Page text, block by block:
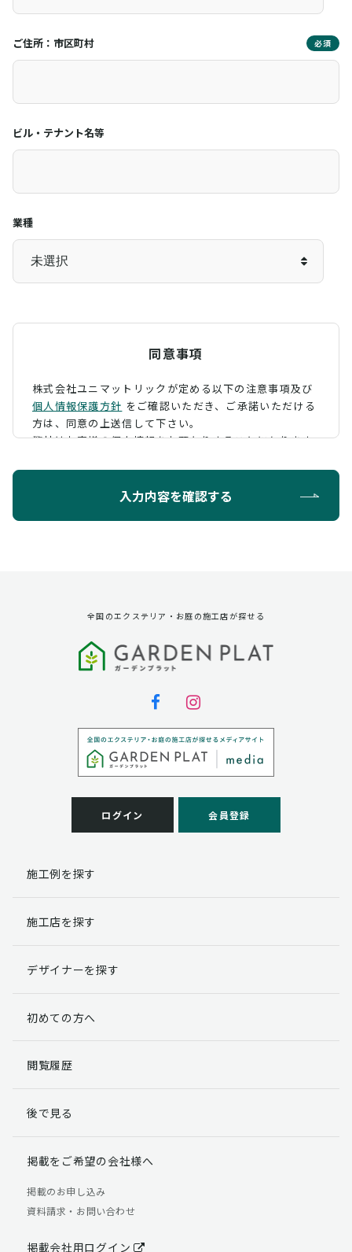
ご住所：市区町村 必須
ビル・テナント名等
業種
同意事項
株式会社ユニマットリックが定める以下の注意事項及び
個人情報保護方針 をご確認いただき、 ご承諾いただける
方は、同意の上送信して下さい。
弊社はお客様の個人情報をお預かりすることになります
ように定め、保護に努めております。
第三者への提供
弊社は法律で定められている場合を除いて、お客様の個
個人情報の取扱い業務の委託
弊社は事業運営上、お客様により良いサービスを提供す
るために業務の一部を外部に委託しており、業務委託先
客様には、貴殿の個人情報の利用目的の通知、開示、訂
理・機密保持などによりお客様の個人情報の漏洩防止に
個人情報提出の任意性
す。
らかじめご了承ください。
個人情報の開示請求について
る権利があります。
「個人情報の取り扱いについて」
【お問合せ先】 個人情報問合せ窓口
TEL：03-5411-7891（平日9:00 ～ 18:00）
入力内容を確認する
全国のエクステリア・お庭の施工店が探せる
ログイン 会員登録
施工例を探す
施工店を探す
デザイナーを探す
初めての方へ
閲覧履歴
後で見る
掲載をご希望の会社様へ
掲載のお申し込み
資料請求・お問い合わせ
掲載会社用ログイン